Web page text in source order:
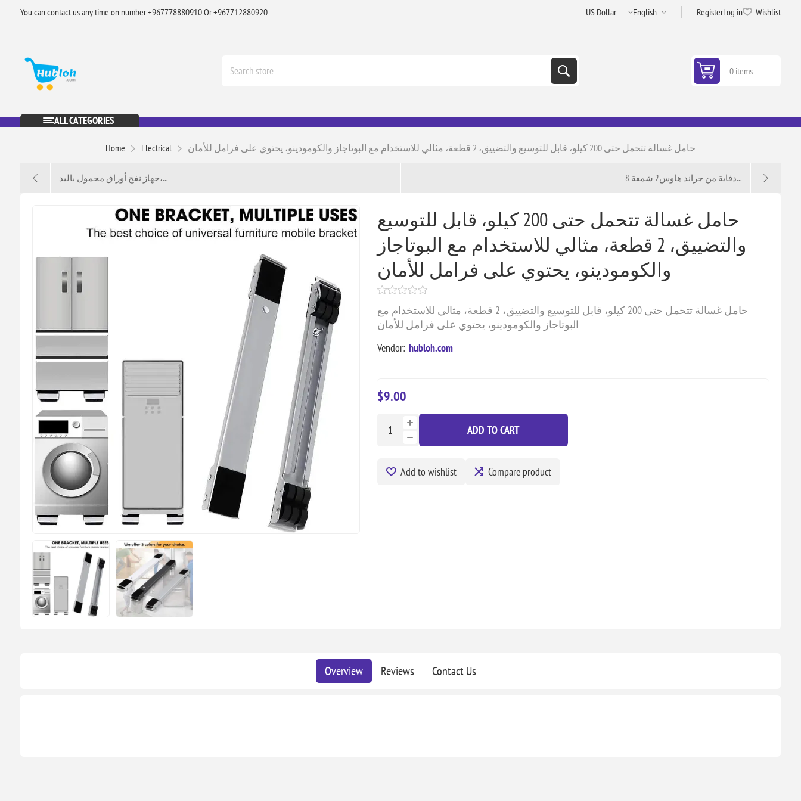
You can contact us any time on number +967778880910 Or +967712880920 RegisterLog in Wishlist
0 items
ALL CATEGORIES
Home Electrical حامل غسالة تتحمل حتى 200 كيلو، قابل للتوسيع والتضييق، 2 قطعة، مثالي للاستخدام مع البوتاجاز والكومودينو، يحتوي على فرامل للأمان
جهاز نفخ أوراق محمول باليد،... دفاية من جراند هاوس2 شمعة 8...
حامل غسالة تتحمل حتى 200 كيلو، قابل للتوسيع
والتضييق، 2 قطعة، مثالي للاستخدام مع البوتاجاز
والكومودينو، يحتوي على فرامل للأمان
حامل غسالة تتحمل حتى 200 كيلو، قابل للتوسيع والتضييق، 2 قطعة، مثالي للاستخدام مع
البوتاجاز والكومودينو، يحتوي على فرامل للأمان
Vendor: hubloh.com
$9.00
ADD TO CART
Add to wishlist Compare product
Overview Reviews Contact Us